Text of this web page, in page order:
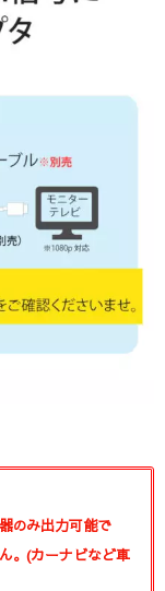
のみ出力可能で
。(カーナビなど車